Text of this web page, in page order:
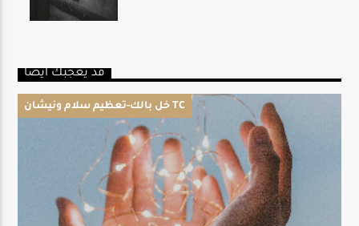
قد يعجبك أيضا
خل بالك-تعظيم سلام ونيشان TC